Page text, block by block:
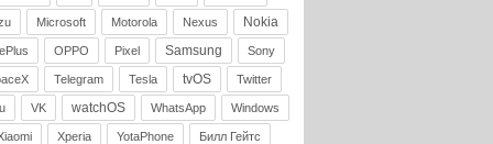
Microsoft Motorola Nexus Nokia
OPPO Pixel Samsung Sony
Telegram Tesla tvOS Twitter
VK watchOS WhatsApp Windows
Xperia YotaPhone Билл Гейтс